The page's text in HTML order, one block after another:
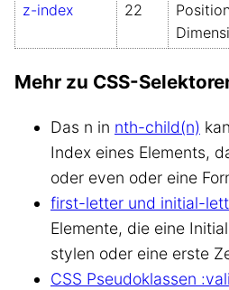
z-index
22
Mehr zu CSS-
Das n in nth-child(n)
Index eines Elements,
oder even oder eine
first-letter und initial-
Elemente, die eine
stylen oder eine erste
CSS Pseudoklassen